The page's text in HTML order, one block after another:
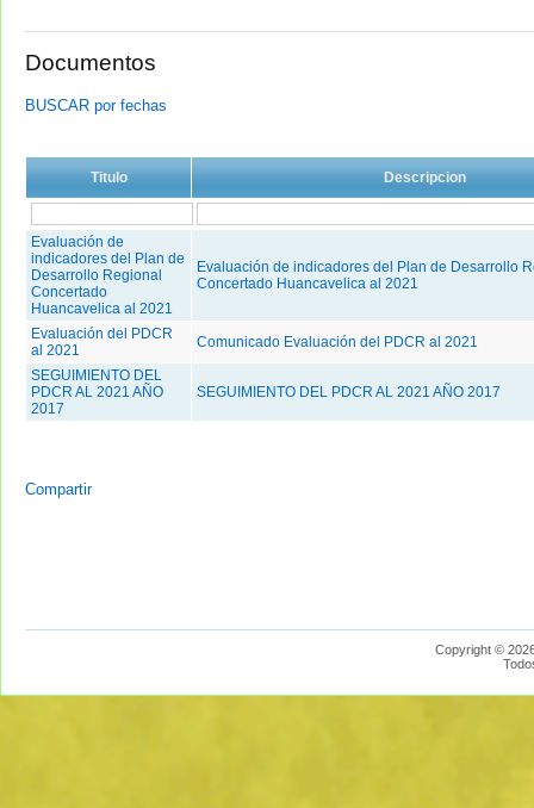
Documentos
BUSCAR por fechas
Titulo Descripcion
Evaluación de
indicadores del Plan de
Desarrollo Regional
Concertado
Huancavelica al 2021
Evaluación de indicadores del Plan de Desarrollo
Concertado Huancavelica al 2021
Evaluación del PDCR
al 2021
Comunicado Evaluación del PDCR al 2021
SEGUIMIENTO DEL
PDCR AL 2021 AÑO
2017
SEGUIMIENTO DEL PDCR AL 2021 AÑO 2017
Compartir
Copyright ©